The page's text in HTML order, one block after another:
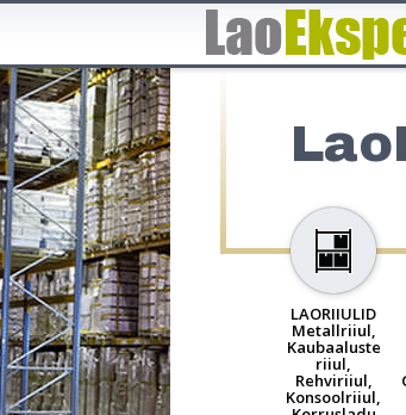
LAORIIULID
Metallriiul,
Kaubaaluste
riiul,
Rehviriiul,
Konsoolriiul,